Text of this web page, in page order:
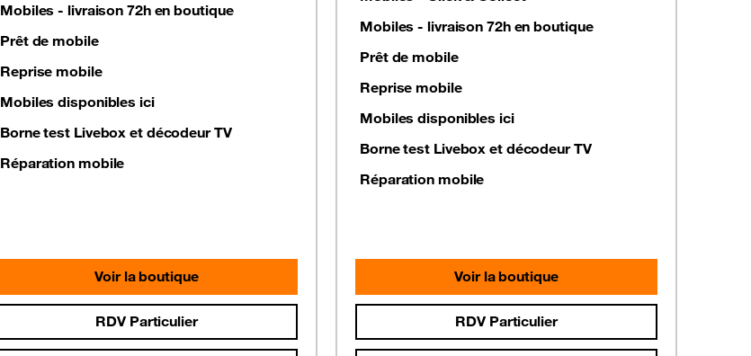
Mobiles - livraison 72h en boutique
Prêt de mobile
Reprise mobile
Mobiles disponibles ici
Borne test Livebox et décodeur TV
Réparation mobile
Voir la boutique
RDV Particulier
Mobiles - livraison 72h en boutique
Prêt de mobile
Reprise mobile
Mobiles disponibles ici
Borne test Livebox et décodeur TV
Réparation mobile
Voir la boutique
RDV Particulier